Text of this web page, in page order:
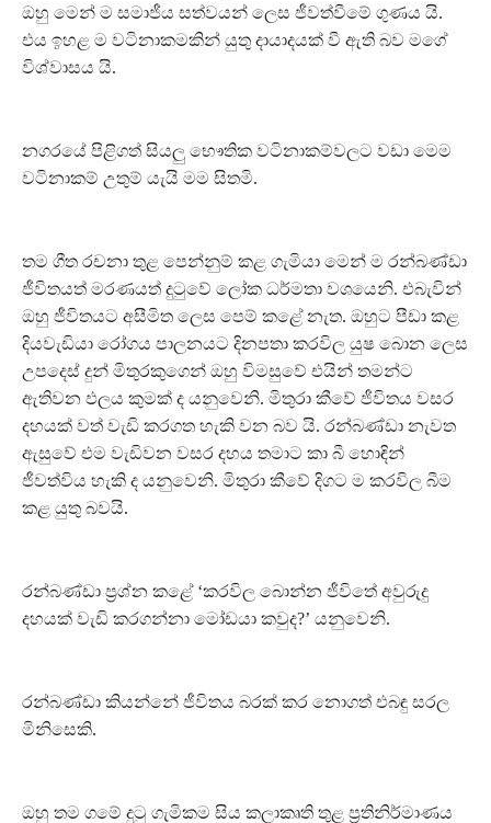
ඔහු මෙන් ම සමාජීය සත්වයන් ලෙස ජීවත්වීමේ ගුණය යි.
එය ඉහළ ම වටිනාකමකින් යුතු දායාදයක් වී ඇති බව මගේ
විශ්වාසය යි.
නගරයේ පිළිගත් සියලු භෞතික වටිනාකම්වලට වඩා මෙම
වටිනාකම් උතුම් යැයි මම සිතමි.
තම ගීත රචනා තුළ පෙන්නුම් කළ ගැමියා මෙන් ම රන්බණ්ඩා
ජීවිතයත් මරණයත් දුටුවේ ලෝක ධර්මතා වශයෙනි. එබැවින්
ඔහු ජීවිතයට අසීමිත ලෙස පෙම් කළේ නැත. ඔහුට පීඩා කළ
දියවැඩියා රෝගය පාලනයට දිනපතා කරවිල යුෂ බොන ලෙස
උපදෙස් දුන් මිතුරකුගෙන් ඔහු විමසුවේ එයින් තමන්ට
ඇතිවන ඵලය කුමක් ද යනුවෙනි. මිතුරා කීවේ ජීවිතය වසර
දහයක් වත් වැඩි කරගත හැකි වන බව යි. රන්බණ්ඩා නැවත
ඇසුවේ එම වැඩිවන වසර දහය තමාට කා බී හොඳින්
ජීවත්විය හැකි ද යනුවෙනි. මිතුරා කීවේ දිගට ම කරවිල බීම
කළ යුතු බවයි.
රන්බණ්ඩා ප්‍රශ්න කළේ ‘කරවිල බොන්න ජීවිතේ අවුරුදු
දහයක් වැඩි කරගන්නා මෝඩයා කවුද?’ යනුවෙනි.
රන්බණ්ඩා කියන්නේ ජීවිතය බරක් කර නොගත් එබඳු සරල
මිනිසෙකි.
ඔහු තම ගමේ දුටු ගැමිකම සිය කලාකෘති තුළ ප්‍රතිනිර්මාණය